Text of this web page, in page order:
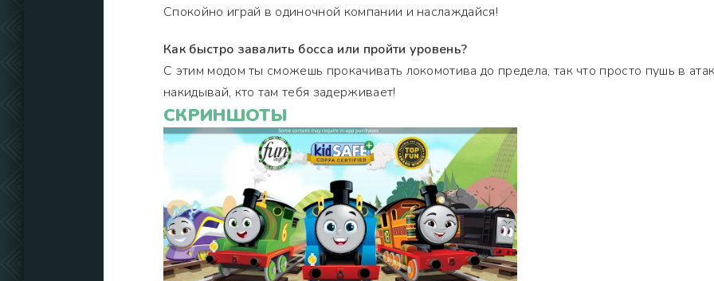
Спокойно играй в одиночной компании и наслаждайся!
Как быстро завалить босса или пройти уровень?
С этим модом ты сможешь прокачивать локомотива до предела, так что просто пушь в
накидывай, кто там тебя задерживает!
СКРИНШОТЫ